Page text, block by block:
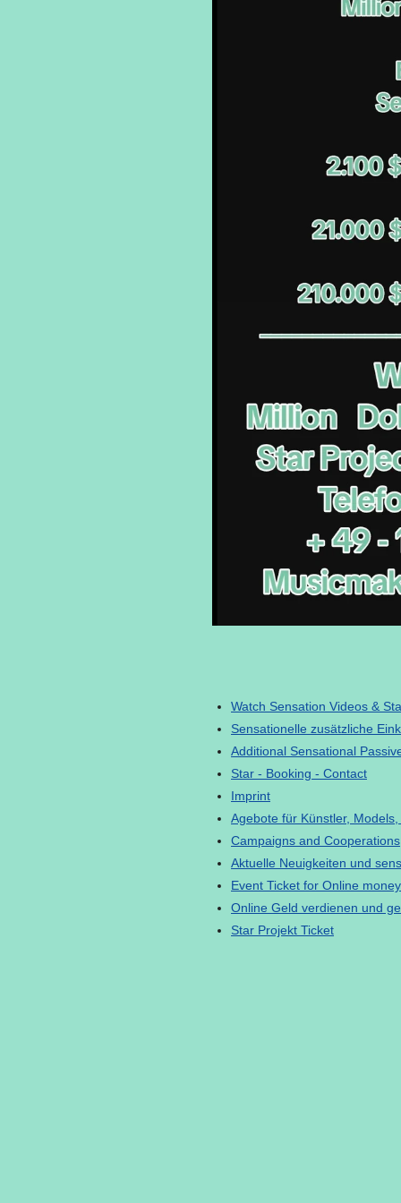
Watch Sensation Videos &
Sensationelle zusätzliche
Additional Sensational
Star - Booking - Contact
Imprint
Agebote für Künstler,
Campaigns and Cooperations
Aktuelle Neuigkeiten und
Event Ticket for Online
Online Geld verdienen und
Star Projekt Ticket